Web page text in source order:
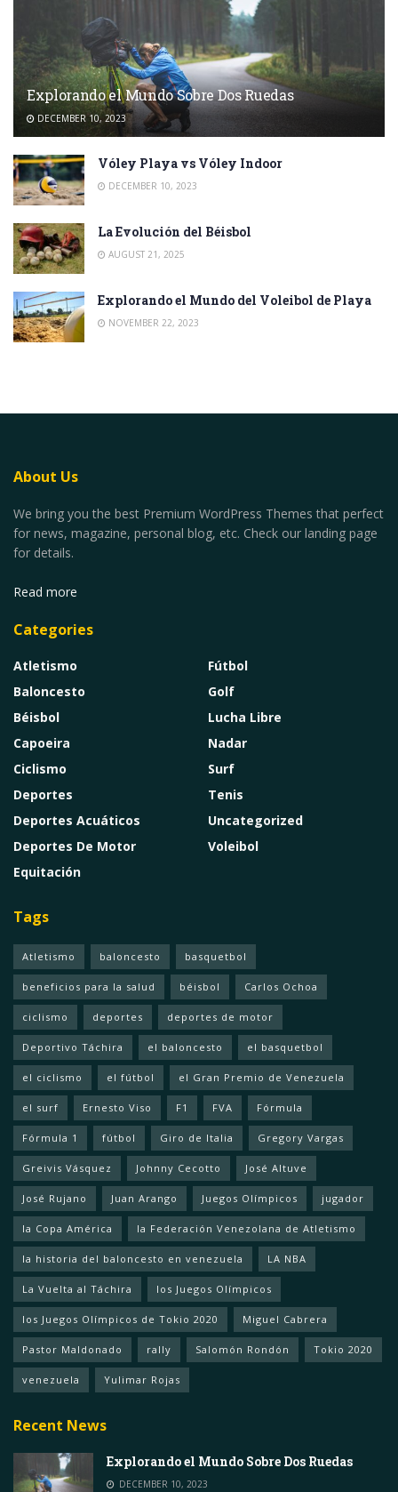
Explorando el Mundo Sobre Dos Ruedas
DECEMBER 10, 2023
Vóley Playa vs Vóley Indoor
DECEMBER 10, 2023
La Evolución del Béisbol
AUGUST 21, 2025
Explorando el Mundo del Voleibol de Playa
NOVEMBER 22, 2023
About Us
We bring you the best Premium WordPress Themes that perfect
for news, magazine, personal blog, etc. Check our landing page
for details.
Read more
Categories
Atletismo
Baloncesto
Béisbol
Capoeira
Ciclismo
Deportes
Deportes Acuáticos
Deportes De Motor
Equitación
Fútbol
Golf
Lucha Libre
Nadar
Surf
Tenis
Uncategorized
Voleibol
Tags
Atletismo baloncesto basquetbol
beneficios para la salud béisbol Carlos Ochoa
ciclismo deportes deportes de motor
Deportivo Táchira el baloncesto el basquetbol
el ciclismo el fútbol el Gran Premio de Venezuela
el surf Ernesto Viso F1 FVA Fórmula
Fórmula 1 fútbol Giro de Italia Gregory Vargas
Greivis Vásquez Johnny Cecotto José Altuve
José Rujano Juan Arango Juegos Olímpicos jugador
la Copa América la Federación Venezolana de Atletismo
la historia del baloncesto en venezuela LA NBA
La Vuelta al Táchira los Juegos Olímpicos
los Juegos Olímpicos de Tokio 2020 Miguel Cabrera
Pastor Maldonado rally Salomón Rondón Tokio 2020
venezuela Yulimar Rojas
Recent News
Explorando el Mundo Sobre Dos Ruedas
DECEMBER 10, 2023